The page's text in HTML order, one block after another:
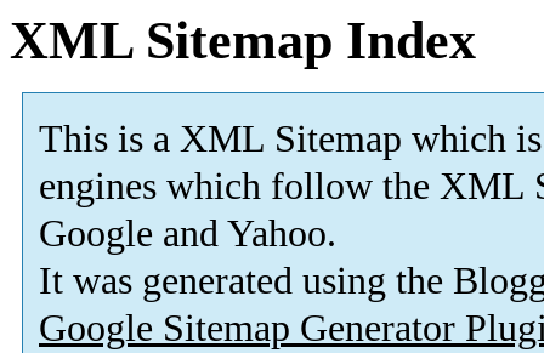
XML Sitemap Index
This is a XML Sitemap which is
engines which follow the XML
Google and Yahoo.
It was generated using the
Google Sitemap Generator